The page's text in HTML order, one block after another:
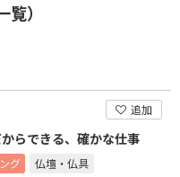
）
追加
らできる、確かな仕事
グ 仏壇・仏具